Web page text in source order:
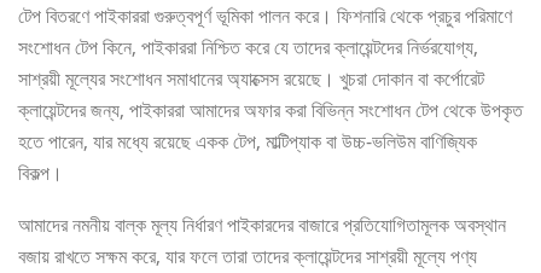
টেপ বিতরণে পাইকাররা গুরুত্বপূর্ণ ভূমিকা পালন করে। ফিশনারি থেকে প্রচুর পরিমাণে
সংশোধন টেপ কিনে, পাইকাররা নিশ্চিত করে যে তাদের ক্লায়েন্টদের নির্ভরযোগ্য,
সাশ্রয়ী মূল্যের সংশোধন সমাধানের অ্যাক্সেস রয়েছে। খুচরা দোকান বা কর্পোরেট
ক্লায়েন্টদের জন্য, পাইকাররা আমাদের অফার করা বিভিন্ন সংশোধন টেপ থেকে উপকৃত
হতে পারেন, যার মধ্যে রয়েছে একক টেপ, মাল্টিপ্যাক বা উচ্চ-ভলিউম বাণিজ্যিক
বিকল্প।
আমাদের নমনীয় বাল্ক মূল্য নির্ধারণ পাইকারদের বাজারে প্রতিযোগিতামূলক অবস্থান
বজায় রাখতে সক্ষম করে, যার ফলে তারা তাদের ক্লায়েন্টদের সাশ্রয়ী মূল্যে পণ্য